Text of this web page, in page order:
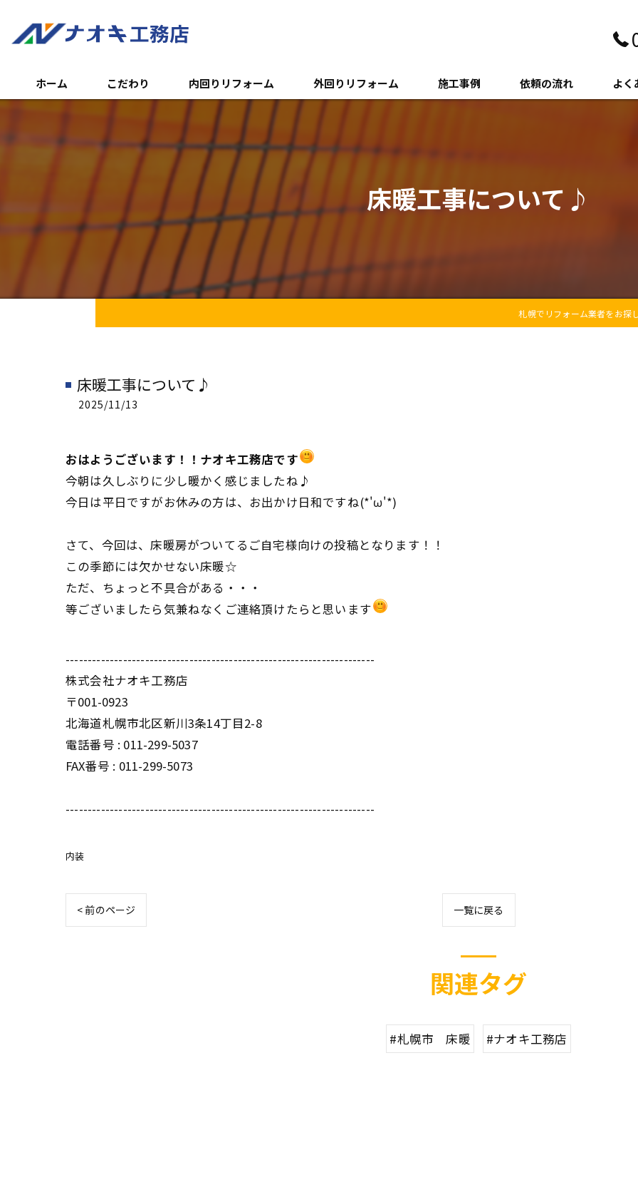
ホーム こだわり 内回りリフォーム
トイレのリフォーム
浴室のリフォーム
キッチンのリフォーム
内装リフォーム
外回りリフォーム 施工事例 依頼の流れ よく
床暖工事について♪
札幌でリフォーム業者をお探
床暖工事について♪
2025/11/13
おはようございます！！ナオキ工務店です
今朝は久しぶりに少し暖かく感じましたね♪
今日は平日ですがお休みの方は、お出かけ日和ですね(*'ω'*)
さて、今回は、床暖房がついてるご自宅様向けの投稿となります！！
この季節には欠かせない床暖☆
ただ、ちょっと不具合がある・・・
等ございましたら気兼ねなくご連絡頂けたらと思います
----------------------------------------------------------------------
株式会社ナオキ工務店
〒001-0923
北海道札幌市北区新川3条14丁目2-8
電話番号 : 011-299-5037
FAX番号 : 011-299-5073
----------------------------------------------------------------------
内装
< 前のページ 一覧に戻る
関連タグ
#札幌市 床暖 #ナオキ工務店